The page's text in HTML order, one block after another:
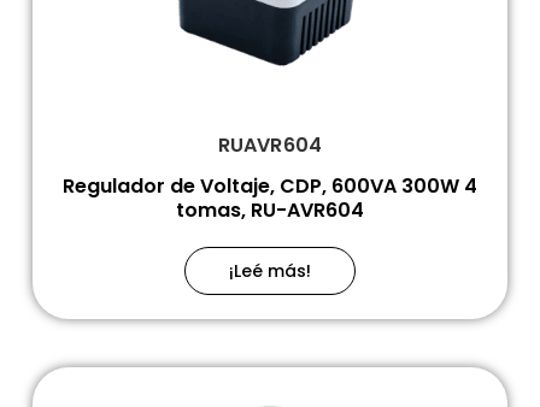
RUAVR604
Regulador de Voltaje, CDP, 600VA 300W 4
tomas, RU-AVR604
¡Leé más!